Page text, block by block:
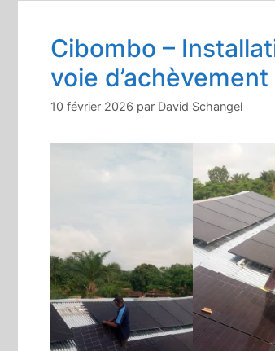
Cibombo –
voie d’achèvement
10 février 2026 par David Schangel